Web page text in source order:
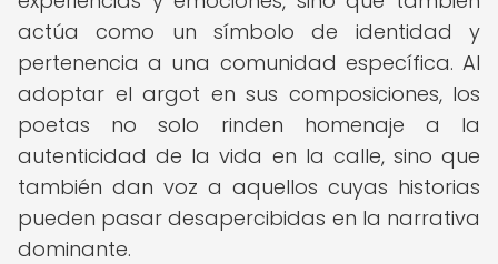
actúa como un símbolo de identidad y
pertenencia a una comunidad específica. Al
adoptar el argot en sus composiciones, los
poetas no solo rinden homenaje a la
autenticidad de la vida en la calle, sino que
también dan voz a aquellos cuyas historias
pueden pasar desapercibidas en la narrativa
dominante.